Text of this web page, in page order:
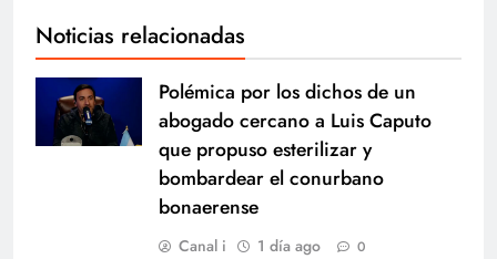
Noticias relacionadas
Polémica por los dichos de un
abogado cercano a Luis Caputo
que propuso esterilizar y
bombardear el conurbano
bonaerense
Canal i 1 día ago 0